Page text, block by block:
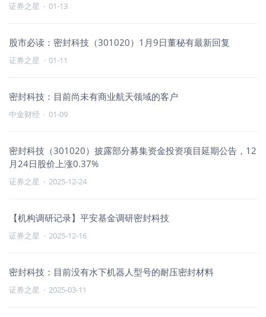
证券之星 · 01-13
股市必读：密封科技（301020）1月9日董秘有最新回复
证券之星 · 01-11
密封科技：目前尚未有商业航天领域的客户
中金财经 · 01-09
密封科技（301020）披露部分募集资金投资项目延期公告，12
月24日股价上涨0.37%
证券之星 · 2025-12-24
【机构调研记录】平安基金调研密封科技
证券之星 · 2025-12-16
密封科技：目前没有水下机器人型号的耐压密封材料
证券之星 · 2025-03-11